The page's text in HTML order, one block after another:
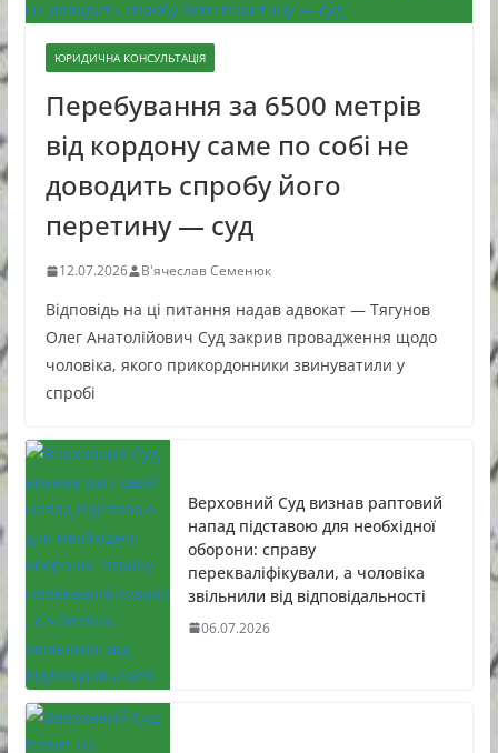
ЮРИДИЧНА КОНСУЛЬТАЦІЯ
Перебування за 6500 метрів
від кордону саме по собі не
доводить спробу його
перетину — суд
12.07.2026 В'ячеслав Семенюк
Відповідь на ці питання надав адвокат — Тягунов
Олег Анатолійович Суд закрив провадження щодо
чоловіка, якого прикордонники звинуватили у
спробі
Верховний Суд визнав раптовий
напад підставою для необхідної
оборони: справу
перекваліфікували, а чоловіка
звільнили від відповідальності
06.07.2026